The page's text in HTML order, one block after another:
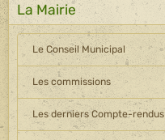
La Mairie
Le Conseil Municipal
Les commissions
Les derniers Compte-rendus